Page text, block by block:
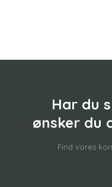
Har du
​ønsker du
Find vores